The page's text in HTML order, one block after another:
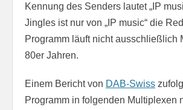
Kennung des Senders lautet „IP
Jingles ist nur von „IP music“ die
Programm läuft nicht ausschließlich
80er Jahren.
Einem Bericht von DAB-Swiss
Programm in folgenden Multiplexen